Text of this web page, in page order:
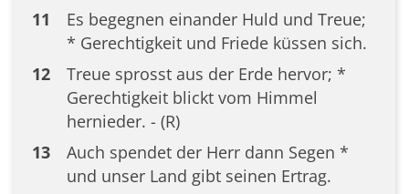
11
Es begegnen einander Huld und Treue;
* Gerechtigkeit und Friede küssen sich.
12
Treue sprosst aus der Erde hervor; *
Gerechtigkeit blickt vom Himmel
hernieder. - (R)
13
Auch spendet der Herr dann Segen *
und unser Land gibt seinen Ertrag.